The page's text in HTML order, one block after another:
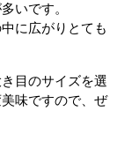
いです。
に広がりとても
目のサイズを選
味ですので、ぜ